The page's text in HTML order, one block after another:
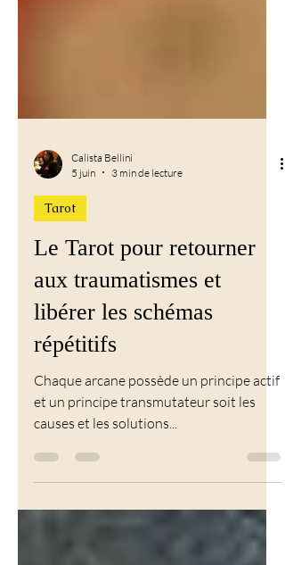
Calista Bellini
5 juin
Tarot
Le Tarot pour retourner
aux traumatismes et
libérer les schémas
répétitifs
Chaque arcane possède un principe actif
causes et les solutions...